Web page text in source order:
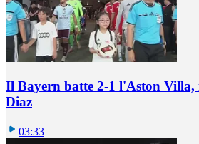
Il Bayern batte 2-1 l'Aston
Diaz
03:33